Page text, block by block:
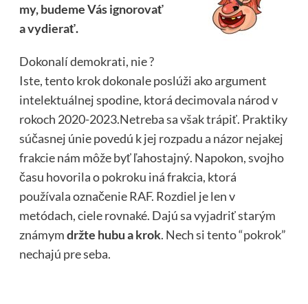
my, budeme Vás ignorovať
a vydierať.
Dokonalí demokrati, nie ?
Iste, tento krok dokonale poslúži ako argument
intelektuálnej spodine, ktorá decimovala národ v
rokoch 2020-2023.Netreba sa však trápiť. Praktiky
súčasnej únie povedú k jej rozpadu a názor nejakej
frakcie nám môže byť ľahostajný. Napokon, svojho
času hovorila o pokroku iná frakcia, ktorá
používala označenie RAF. Rozdiel je len v
metódach, ciele rovnaké. Dajú sa vyjadriť starým
známymdržte hubu a krok. Nech si tento “pokrok”
nechajú pre seba.